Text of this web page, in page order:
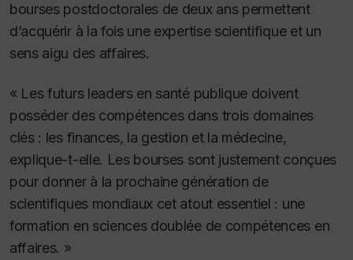
bourses postdoctorales de deux ans permettent
d’acquérir à la fois une expertise scientifique et un
sens aigu des affaires.
« Les futurs leaders en santé publique doivent
posséder des compétences dans trois domaines
clés : les finances, la gestion et la médecine,
explique-t-elle. Les bourses sont justement conçues
pour donner à la prochaine génération de
scientifiques mondiaux cet atout essentiel : une
formation en sciences doublée de compétences en
affaires. »